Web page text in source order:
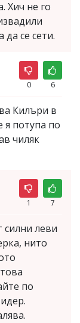
Хич не го
се сети.
0 6
Килъри в
я потупа по
чиляк
1 7
силни леви
нито
по